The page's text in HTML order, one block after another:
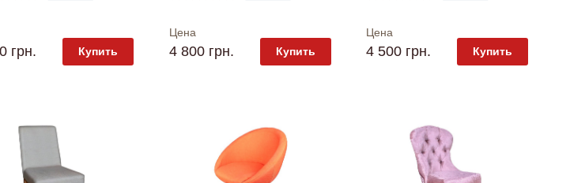
грн. Купить
Цена
4 800 грн. Купить
Цена
4 500 грн. Купить